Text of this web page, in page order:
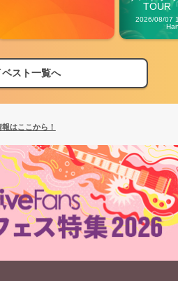
TOUR
2026/08/07
ベスト一覧へ
はここから！
年上半期編発表！
はここから！
年上半期編発表！